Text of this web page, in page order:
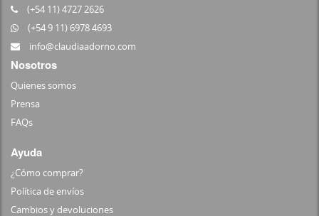
(+54 11) 4727 2626
(+54 9 11) 6978 4693
info@claudiaadorno.com
Nosotros
Quienes somos
Prensa
FAQs
Ayuda
¿Cómo comprar?
Política de envíos
Cambios y devoluciones